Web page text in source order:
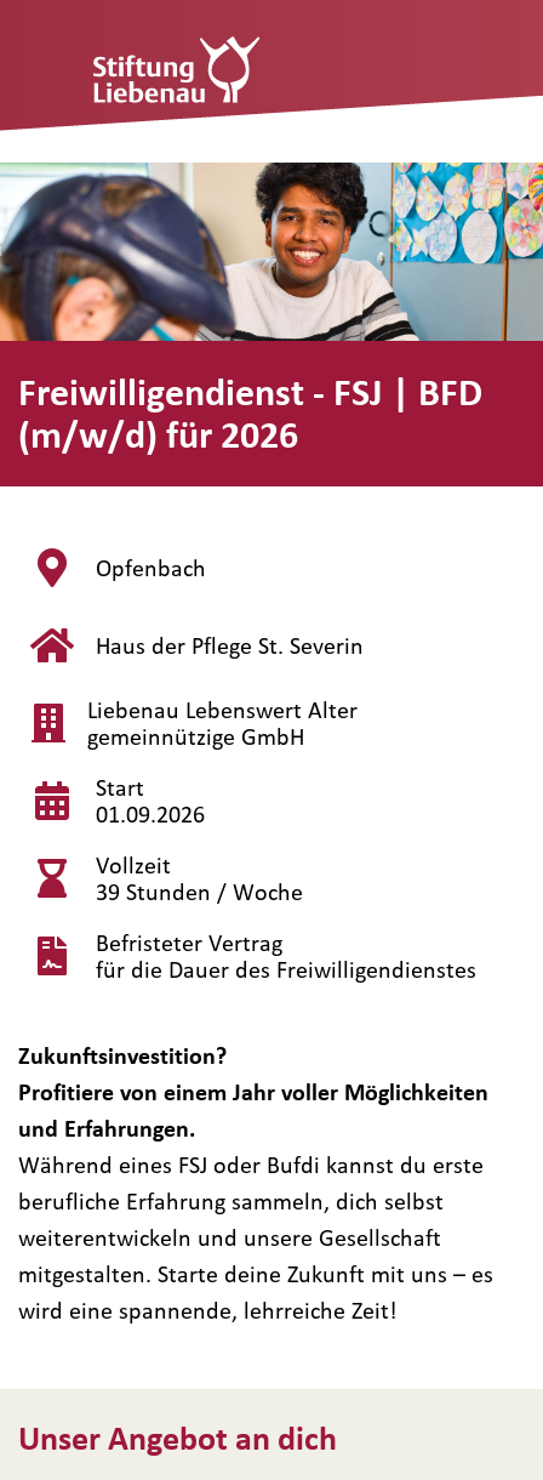
Freiwilligendienst - FSJ | BFD
(m/w/d) für 2026
Opfenbach
Haus der Pflege St. Severin
Liebenau Lebenswert Alter
gemeinnützige GmbH
Start
01.09.2026
Vollzeit
39 Stunden / Woche
Befristeter Vertrag
für die Dauer des Freiwilligendienstes
Zukunftsinvestition?
Profitiere von einem Jahr voller Möglichkeiten
und Erfahrungen.
Während eines FSJ oder Bufdi kannst du erste
berufliche Erfahrung sammeln, dich selbst
weiterentwickeln und unsere Gesellschaft
mitgestalten. Starte deine Zukunft mit uns – es
wird eine spannende, lehrreiche Zeit!
Unser Angebot an dich